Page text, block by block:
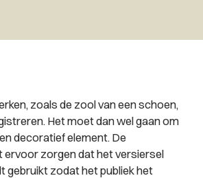
zoals de zool van een schoen,
Het moet dan wel gaan om
decoratief element. De
ervoor zorgen dat het versiersel
gebruikt zodat het publiek het